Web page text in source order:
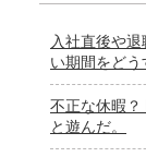
入社直後や
い期間をどう
不正な休暇
と遊んだ。